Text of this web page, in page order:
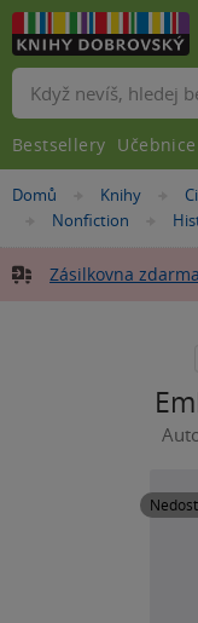
Nacházíte
Domů »Knihy »
»
Nonfiction »
Zásilkovna
Vyhledávání
Bestsellery Učebnice